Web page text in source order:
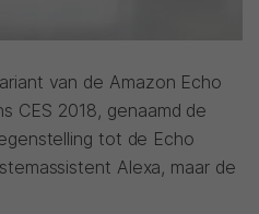
van de Amazon Echo
CES 2018, genaamd de
tot de Echo
Alexa, maar de